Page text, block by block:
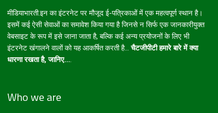
मीडियाभारती.इन का इंटरनेट पर मौजूद ई-पत्रिकाओं में एक महत्वपूर्ण स्थान है।
इसमें कई ऐसी सेवाओं का समावेश किया गया है जिनसे न सिर्फ एक जानकारीयुक्त
वेबसाइट के रूप में इसे जाना जाता है, बल्कि कई अन्य प्रयोजनों के लिए भी
इंटरनेट खंगालने वालों को यह आकर्षित करती है... चैटजीपीटी हमारे बारे में क्या
धारणा रखता है, जानिए....
Who we are